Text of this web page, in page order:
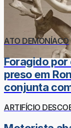
ATO DEMONÍACO
Foragido
preso em
conjunta
ARTIFÍCIO